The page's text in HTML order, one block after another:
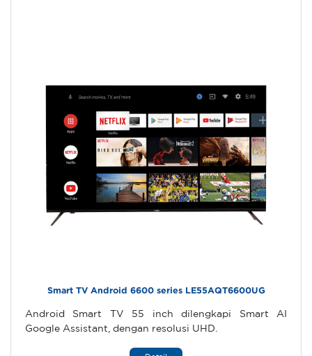
Smart TV Android 6600 series LE55AQT6600UG
Android Smart TV 55 inch dilengkapi Smart AI
Google Assistant, dengan resolusi UHD.